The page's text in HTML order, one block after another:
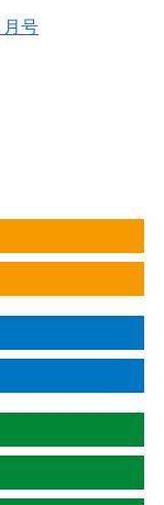
月号